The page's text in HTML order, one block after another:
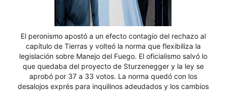
El peronismo apostó a un efecto contagio del rechazo al
capítulo de Tierras y volteó la norma que flexibiliza la
legislación sobre Manejo del Fuego. El oficialismo salvó lo
que quedaba del proyecto de Sturzenegger y la ley se
aprobó por 37 a 33 votos. La norma quedó con los
desalojos exprés para inquilinos adeudados y los cambios